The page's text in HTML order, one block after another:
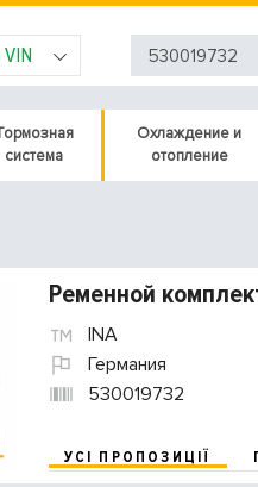
система
Охлаждение и
отопление
Ременной
INA
Германия
530019732
УСІ ПРОПОЗИЦІЇ